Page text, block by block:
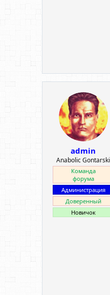
admin
Anabolic Gontarski
Команда
форума
Администрация
Доверенный
Новичок